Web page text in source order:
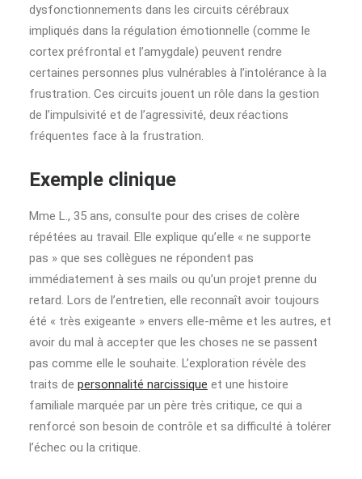
dysfonctionnements dans les circuits cérébraux
impliqués dans la régulation émotionnelle (comme le
cortex préfrontal et l’amygdale) peuvent rendre
certaines personnes plus vulnérables à l’intolérance à la
frustration. Ces circuits jouent un rôle dans la gestion
de l’impulsivité et de l’agressivité, deux réactions
fréquentes face à la frustration.
Exemple clinique
Mme L., 35 ans, consulte pour des crises de colère
répétées au travail. Elle explique qu’elle « ne supporte
pas » que ses collègues ne répondent pas
immédiatement à ses mails ou qu’un projet prenne du
retard. Lors de l’entretien, elle reconnaît avoir toujours
été « très exigeante » envers elle-même et les autres, et
avoir du mal à accepter que les choses ne se passent
pas comme elle le souhaite. L’exploration révèle des
traits de personnalité narcissique et une histoire
familiale marquée par un père très critique, ce qui a
renforcé son besoin de contrôle et sa difficulté à tolérer
l’échec ou la critique.